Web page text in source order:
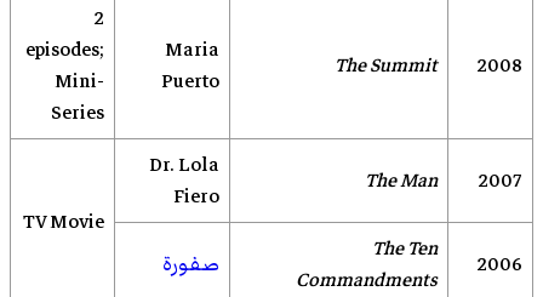
2008
The Summit
Maria
Puerto
2
episodes;
Mini-
Series
2007
The Man
Dr. Lola
Fiero
TV Movie
2006
The Ten
Commandments
صفورة